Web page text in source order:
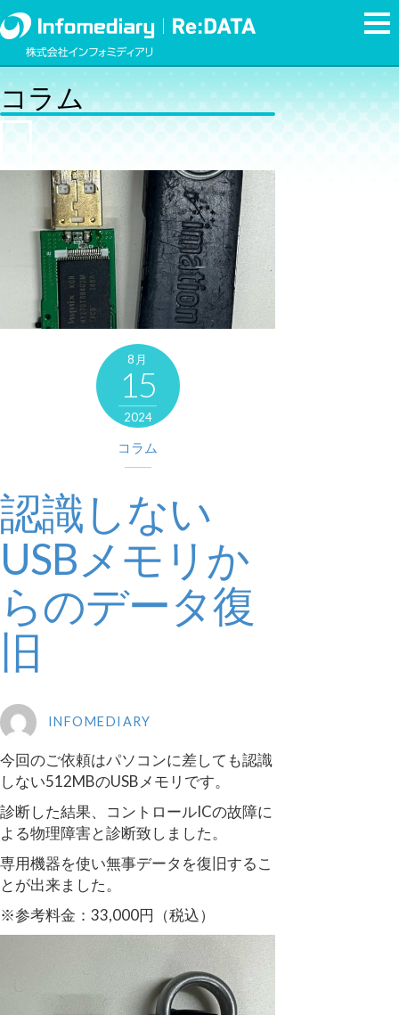
コラム
8月
15
2024
コラム
認識しない
USBメモリか
らのデータ復
旧
INFOMEDIARY
今回のご依頼はパソコンに差しても認識
しない512MBのUSBメモリです。
診断した結果、コントロールICの故障に
よる物理障害と診断致しました。
専用機器を使い無事データを復旧するこ
とが出来ました。
※参考料金：33,000円（税込）